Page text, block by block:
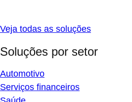
Veja todas as soluções
Soluções por setor
Automotivo
Serviços financeiros